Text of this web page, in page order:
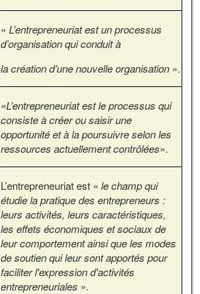
« L’entrepreneuriat est un processus
d’organisation qui conduit à
la création d’une nouvelle organisation ».
«L’entrepreneuriat est le processus qui
consiste à créer ou saisir une
opportunité et à la poursuivre selon les
ressources actuellement contrôlées».
L’entrepreneuriat est « le champ qui
étudie la pratique des entrepreneurs :
leurs activités, leurs caractéristiques,
les effets économiques et sociaux de
leur comportement ainsi que les modes
de soutien qui leur sont apportés pour
faciliter l'expression d'activités
entrepreneuriales ».